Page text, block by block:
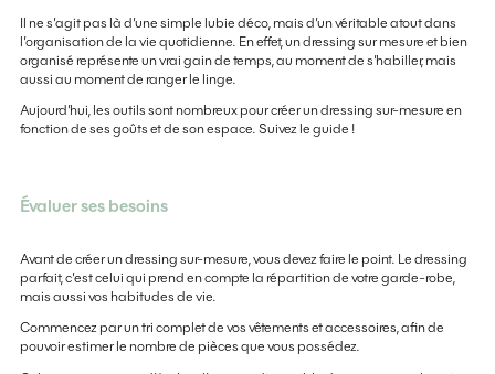
Il ne s’agit pas là d’une simple lubie déco, mais d’un véritable atout dans
l’organisation de la vie quotidienne. En effet, un dressing sur mesure et bien
organisé représente un vrai gain de temps, au moment de s’habiller, mais
aussi au moment de ranger le linge.
Aujourd’hui, les outils sont nombreux pour créer un dressing sur-mesure en
fonction de ses goûts et de son espace. Suivez le guide !
Évaluer ses besoins
Avant de créer un dressing sur-mesure, vous devez faire le point. Le dressing
parfait, c’est celui qui prend en compte la répartition de votre garde-robe,
mais aussi vos habitudes de vie.
Commencez par un tri complet de vos vêtements et accessoires, afin de
pouvoir estimer le nombre de pièces que vous possédez.